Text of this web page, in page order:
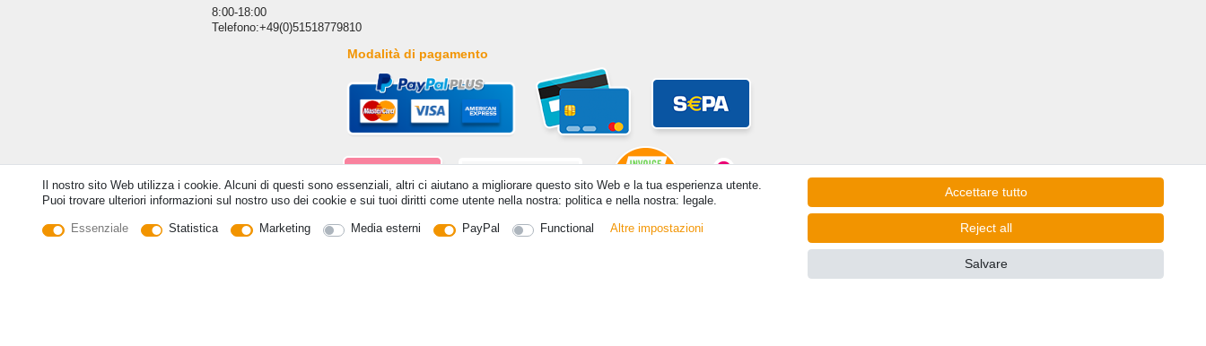
Il nostro sito Web utilizza i cookie. Alcuni di questi sono essenziali, altri ci aiutano a migliorare questo sito Web e la tua esperienza utente.
Puoi trovare ulteriori informazioni sul nostro uso dei cookie e sui tuoi diritti come utente nella nostra: politica e nella nostra: legale.
Essenziale Statistica Marketing Media esterni PayPal Functional Altre impostazioni
Accettare tutto
Reject all
Salvare
8:00-18:00
Telefono:+49(0)51518779810
Modalità di pagamento
© Copyright 2026 | Tutti i diritti riservati. - Tutti i diritti riservati. Prezzi incl. 19% di imposta sul valore aggiunto | prezzi base vedi dettaglio articolo | *Si applica alle consegne in Italia!